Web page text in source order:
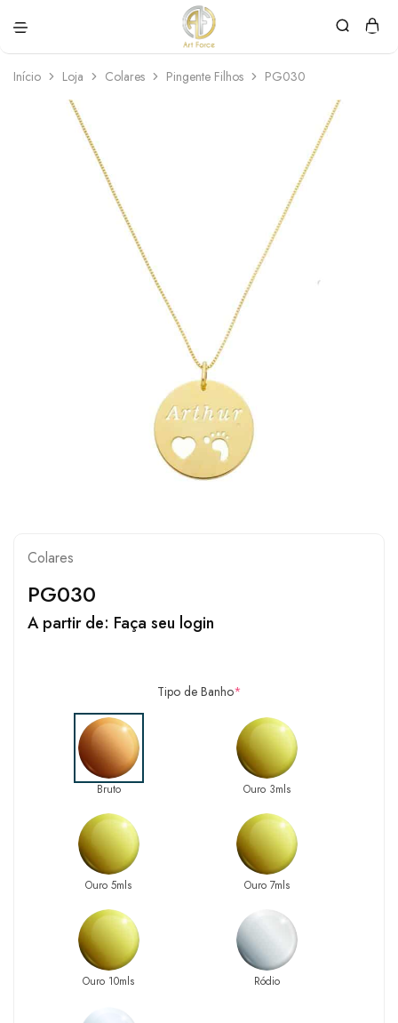
Force
personalizadas
Início Loja Colares Pingente Filhos PG030
Colares
PG030
A partir de: Faça seu login
Tipo de Banho*
Bruto Ouro 3mls
Ouro 5mls Ouro 7mls
Ouro 10mls Ródio